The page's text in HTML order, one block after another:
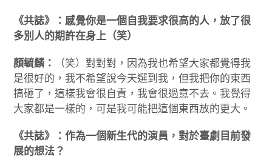
《共誌》：感覺你是一個自我要求很高的人，放了很
多別人的期許在身上（笑）
顏毓麟：
（笑）對對對，因為我也希望大家都覺得我
是很好的，我不希望說今天選到我，但我把你的東西
搞砸了，這樣我會很自責，我會很過意不去。我覺得
大家都是一樣的，可是我可能把這個東西放的更大。
《共誌》：作為一個新生代的演員，對於臺劇目前發
展的想法？